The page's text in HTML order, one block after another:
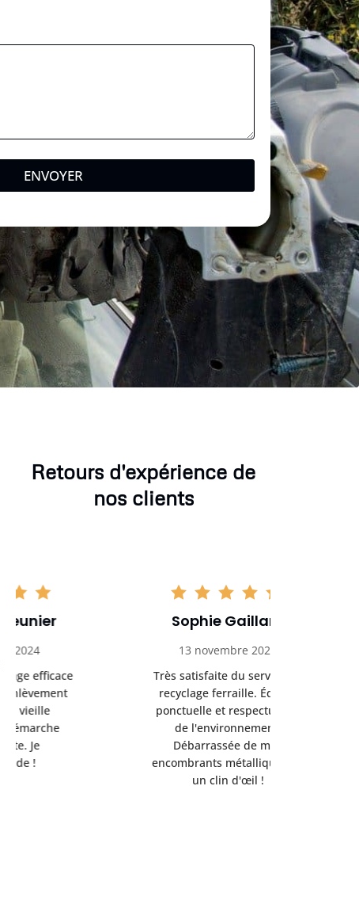
ENVOYER
Retours d'expérience de
nos clients
Sophie Gaillard
13 novembre 2024
Très satisfaite du service de
recyclage ferraille. Équipe
ponctuelle et respectueuse
de l'environnement.
Débarrassée de mes
encombrants métalliques en